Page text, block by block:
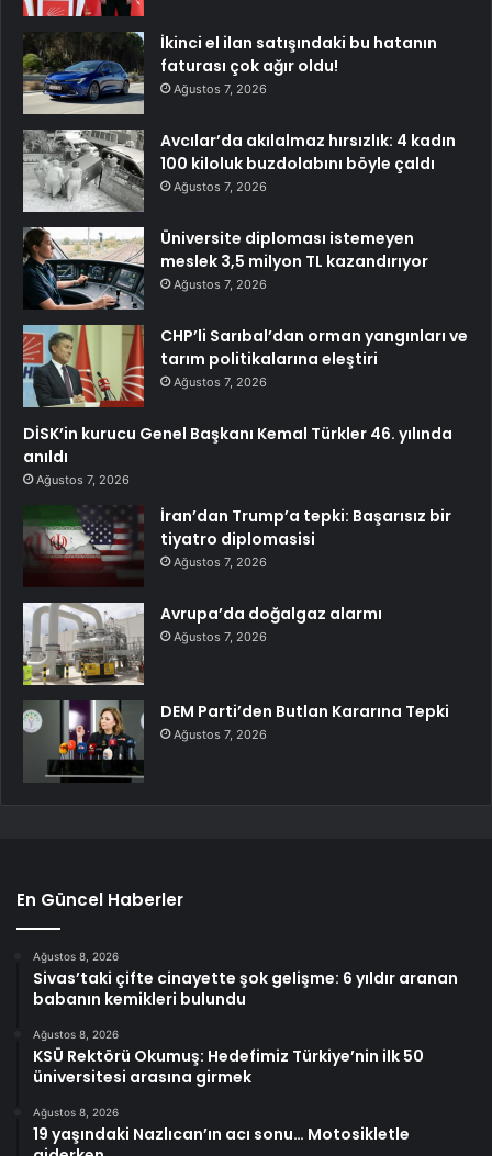
İkinci el ilan satışındaki bu hatanın
faturası çok ağır oldu!
Ağustos 7, 2026
Avcılar’da akılalmaz hırsızlık: 4 kadın
100 kiloluk buzdolabını böyle çaldı
Ağustos 7, 2026
Üniversite diploması istemeyen
meslek 3,5 milyon TL kazandırıyor
Ağustos 7, 2026
CHP’li Sarıbal’dan orman yangınları ve
tarım politikalarına eleştiri
Ağustos 7, 2026
DİSK’in kurucu Genel Başkanı Kemal Türkler 46. yılında
anıldı
Ağustos 7, 2026
İran’dan Trump’a tepki: Başarısız bir
tiyatro diplomasisi
Ağustos 7, 2026
Avrupa’da doğalgaz alarmı
Ağustos 7, 2026
DEM Parti’den Butlan Kararına Tepki
Ağustos 7, 2026
En Güncel Haberler
Ağustos 8, 2026
Sivas’taki çifte cinayette şok gelişme: 6 yıldır aranan
babanın kemikleri bulundu
Ağustos 8, 2026
KSÜ Rektörü Okumuş: Hedefimiz Türkiye’nin ilk 50
üniversitesi arasına girmek
Ağustos 8, 2026
19 yaşındaki Nazlıcan’ın acı sonu… Motosikletle